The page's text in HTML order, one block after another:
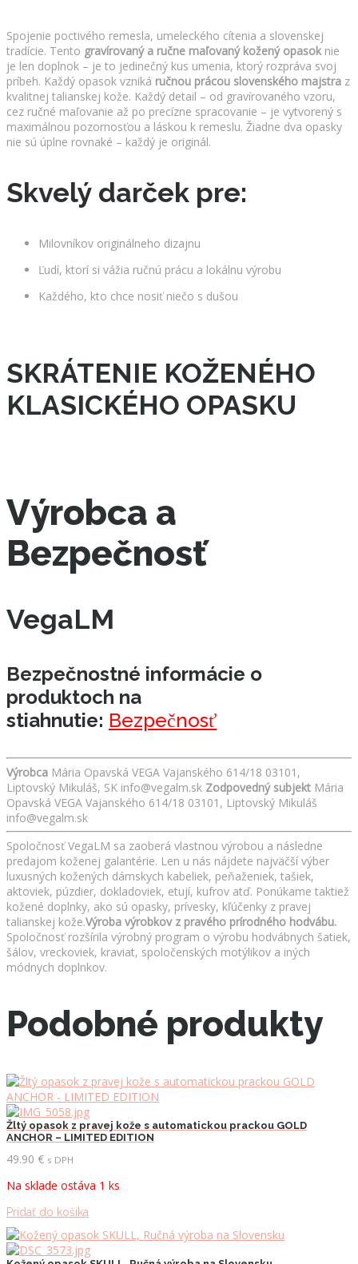
Spojenie poctivého remesla, umeleckého cítenia a slovenskej
tradície. Tento gravírovaný a ručne maľovaný kožený opasok nie
je len doplnok – je to jedinečný kus umenia, ktorý rozpráva svoj
príbeh. Každý opasok vzniká ručnou prácou slovenského majstra z
kvalitnej talianskej kože. Každý detail – od gravírovaného vzoru,
cez ručné maľovanie až po precízne spracovanie – je vytvorený s
maximálnou pozornosťou a láskou k remeslu. Žiadne dva opasky
nie sú úplne rovnaké – každý je originál.
Skvelý darček pre:
Milovníkov originálneho dizajnu
Ľudí, ktorí si vážia ručnú prácu a lokálnu výrobu
Každého, kto chce nosiť niečo s dušou
SKRÁTENIE KOŽENÉHO
KLASICKÉHO OPASKU
Výrobca a
Bezpečnosť
VegaLM
Bezpečnostné informácie o
produktoch na
stiahnutie: Bezpečnosť
Výrobca Mária Opavská VEGA Vajanského 614/18 03101,
Liptovský Mikuláš, SK info@vegalm.sk Zodpovedný subjekt Mária
Opavská VEGA Vajanského 614/18 03101, Liptovský Mikuláš
info@vegalm.sk
Spoločnosť VegaLM sa zaoberá vlastnou výrobou a následne
predajom koženej galantérie. Len u nás nájdete najväčší výber
luxusných kožených dámskych kabeliek, peňaženiek, tašiek,
aktoviek, púzdier, dokladoviek, etují, kufrov atď. Ponúkame taktiež
kožené doplnky, ako sú opasky, prívesky, kľúčenky z pravej
talianskej kože.Výroba výrobkov z pravého prírodného hodvábu.
Spoločnosť rozšírila výrobný program o výrobu hodvábnych šatiek,
šálov, vreckoviek, kraviat, spoločenských motýlikov a iných
módnych doplnkov.
Podobné produkty
Žltý opasok z pravej kože s automatickou prackou GOLD
ANCHOR – LIMITED EDITION
49.90 € s DPH
Na sklade ostáva 1 ks
Pridať do košíka